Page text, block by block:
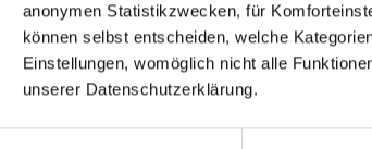
anonymen Statistikzwecken, für
können selbst entscheiden, welche
Einstellungen, womöglich nicht alle
unserer Datenschutzerklärung.